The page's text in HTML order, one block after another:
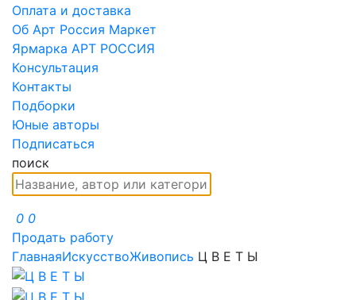
Оплата и доставка
Об Арт Россия Маркет
Ярмарка АРТ РОССИЯ
Консультация
Контакты
Подборки
Юные авторы
Подписаться
поиск
0 0
Продать работу
ГлавнаяИскусствоЖивопись Ц В Е Т Ы